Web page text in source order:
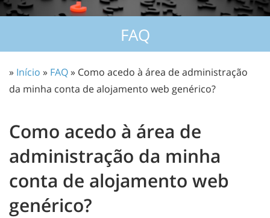
FAQ
» Início » FAQ» Como acedo à área de administração
da minha conta de alojamento web genérico?
Como acedo à área de
administração da minha
conta de alojamento web
genérico?